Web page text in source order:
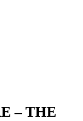
– THE